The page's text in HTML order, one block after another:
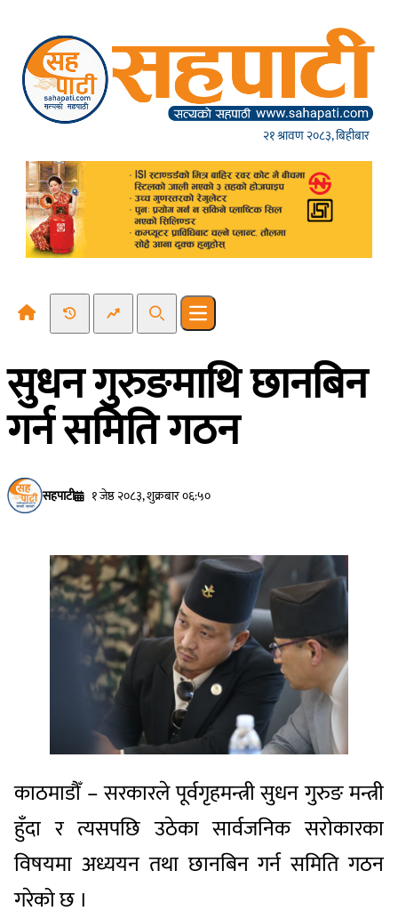
२१ श्रावण २०८३, बिहीबार
Recent NewsTrending News
SearchOpen main menu
सुधन गुरुङमाथि छानबिन
गर्न समिति गठन
सहपाटी १ जेष्ठ २०८३, शुक्रबार ०६:५०
काठमाडौँ – सरकारले पूर्वगृहमन्त्री सुधन गुरुङ मन्त्री
हुँदा र त्यसपछि उठेका सार्वजनिक सरोकारका
विषयमा अध्ययन तथा छानबिन गर्न समिति गठन
गरेको छ ।